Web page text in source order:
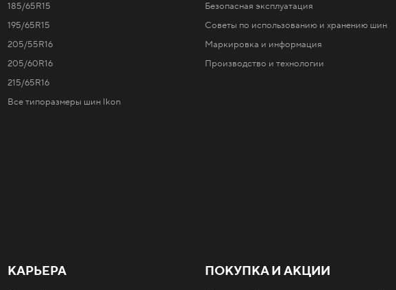
185/65R15
195/65R15
205/55R16
205/60R16
215/65R16
Все типоразмеры шин Ikon
Безопасная эксплуатация
Советы по использованию и хранению шин
Маркировка и информация
Производство и технологии
КАРЬЕРА ПОКУПКА И АКЦИИ